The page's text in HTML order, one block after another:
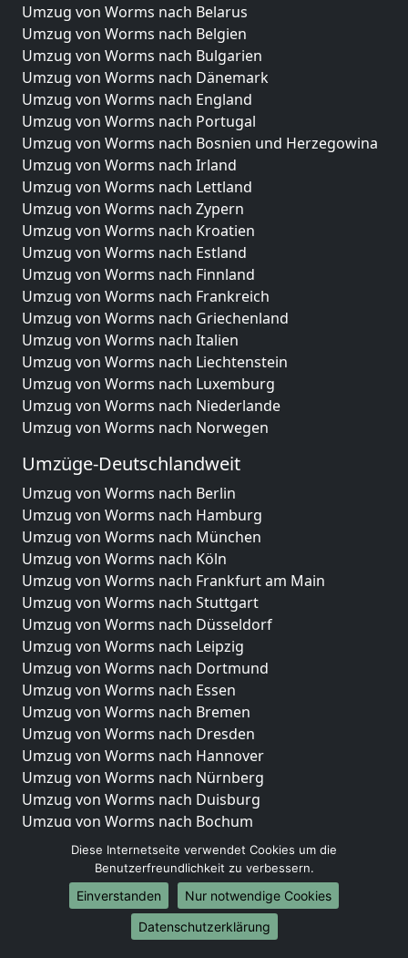
Umzug von Worms nach Belarus
Umzug von Worms nach Belgien
Umzug von Worms nach Bulgarien
Umzug von Worms nach Dänemark
Umzug von Worms nach England
Umzug von Worms nach Portugal
Umzug von Worms nach Bosnien und Herzegowina
Umzug von Worms nach Irland
Umzug von Worms nach Lettland
Umzug von Worms nach Zypern
Umzug von Worms nach Kroatien
Umzug von Worms nach Estland
Umzug von Worms nach Finnland
Umzug von Worms nach Frankreich
Umzug von Worms nach Griechenland
Umzug von Worms nach Italien
Umzug von Worms nach Liechtenstein
Umzug von Worms nach Luxemburg
Umzug von Worms nach Niederlande
Umzug von Worms nach Norwegen
Umzüge-Deutschlandweit
Umzug von Worms nach Berlin
Umzug von Worms nach Hamburg
Umzug von Worms nach München
Umzug von Worms nach Köln
Umzug von Worms nach Frankfurt am Main
Umzug von Worms nach Stuttgart
Umzug von Worms nach Düsseldorf
Umzug von Worms nach Leipzig
Umzug von Worms nach Dortmund
Umzug von Worms nach Essen
Umzug von Worms nach Bremen
Umzug von Worms nach Dresden
Umzug von Worms nach Hannover
Umzug von Worms nach Nürnberg
Umzug von Worms nach Duisburg
Umzug von Worms nach Bochum
Umzug von Worms nach Wuppertal
Umzug von Worms nach Bielefeld
Umzug von Worms nach Bonn
Umzug von Worms nach Münster
Internationale-Umzüge
Diese Internetseite verwendet Cookies um die
Benutzerfreundlichkeit zu verbessern.
Einverstanden
Nur notwendige Cookies
Datenschutzerklärung